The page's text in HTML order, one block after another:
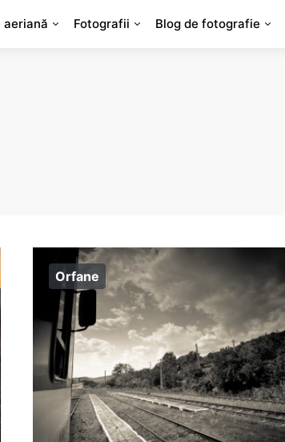
aeriană Fotografii Blog de fotografie
Orfane